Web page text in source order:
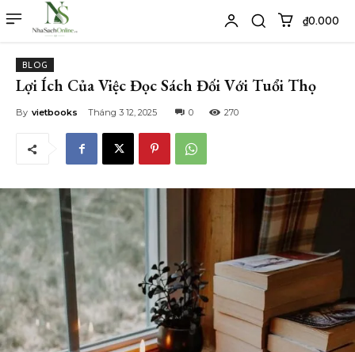
₫0.000
BLOG
Lợi Ích Của Việc Đọc Sách Đối Với Tuổi Thọ
By vietbooks Tháng 3 12, 2025 0 270